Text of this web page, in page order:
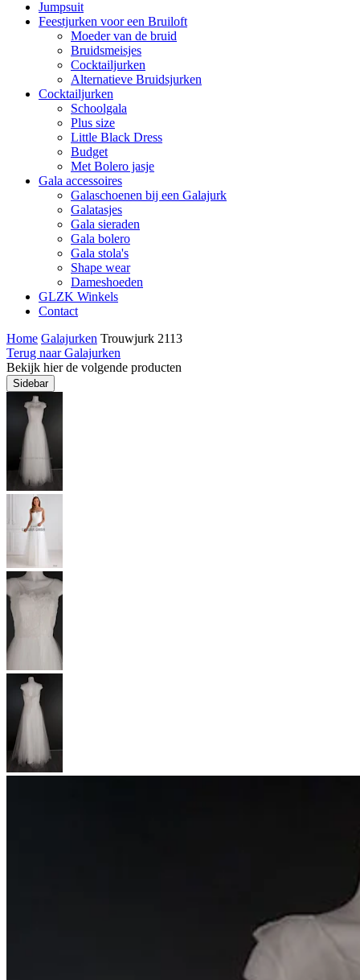
Jumpsuit
Feestjurken voor een Bruiloft
Moeder van de bruid
Bruidsmeisjes
Cocktailjurken
Alternatieve Bruidsjurken
Cocktailjurken
Schoolgala
Plus size
Little Black Dress
Budget
Met Bolero jasje
Gala accessoires
Galaschoenen bij een Galajurk
Galatasjes
Gala sieraden
Gala bolero
Gala stola's
Shape wear
Dameshoeden
GLZK Winkels
Contact
Home Galajurken Trouwjurk 2113
Terug naar Galajurken
Bekijk hier de volgende producten
Sidebar